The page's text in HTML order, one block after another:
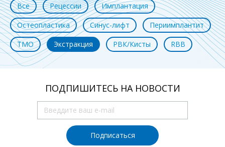
Все Рецессии
Имплантация
Остеопластика
Синус-лифт
Периимплантит
ТМО
Экстракция РВК/Кисты RBB
ПОДПИШИТЕСЬ НА НОВОСТИ
Подписаться